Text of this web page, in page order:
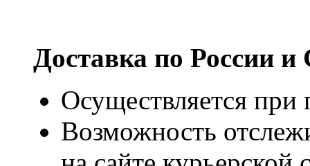
Доставка по России
Осуществляется при
Возможность